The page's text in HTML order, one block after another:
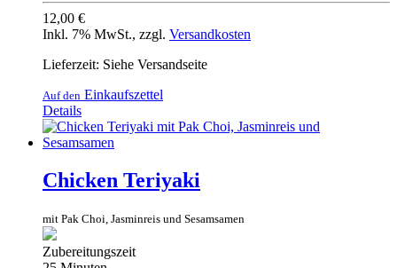
12,00 €
Inkl. 7% MwSt., zzgl. Versandkosten
Lieferzeit: Siehe Versandseite
Auf den Einkaufszettel
Details
Chicken Teriyaki
mit Pak Choi, Jasminreis und Sesamsamen
Zubereitungszeit